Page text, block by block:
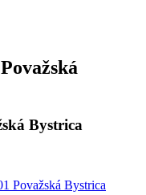
Bystrica
Považská Bystrica